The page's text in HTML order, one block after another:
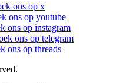
ons op x
ons op youtube
ons op instagram
ons op telegram
ons op threads